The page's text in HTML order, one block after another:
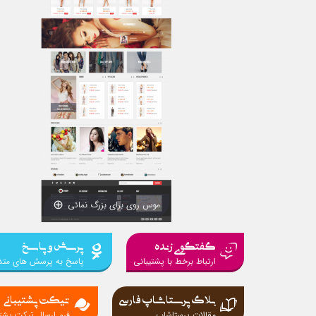
موس روی برای بزرگ نمائی
گفتگوی زنده
ارتباط برخط با پشتیبانی
پرسش و پاسخ
پاسخ به پرسش های
بلاگ پرستاشاپ فارسی تیکت پشتیبانی